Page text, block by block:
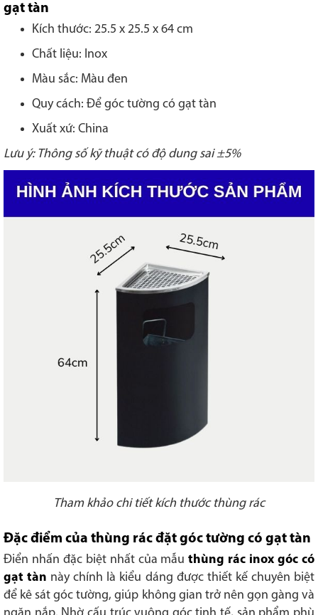
gạt tàn
Kích thước: 25.5 x 25.5 x 64 cm
Chất liệu: Inox
Màu sắc: Màu đen
Quy cách: Để góc tường có gạt tàn
Xuất xứ: China
Lưu ý: Thông số kỹ thuật có độ dung sai ±5%
Tham khảo chi tiết kích thước thùng rác
Đặc điểm của thùng rác đặt góc tường có gạt tàn
Điển nhấn đặc biệt nhất của mẫuthùng rác inox góc có
gạt tàn này chính là kiểu dáng được thiết kế chuyên biệt
để kê sát góc tường, giúp không gian trở nên gọn gàng và